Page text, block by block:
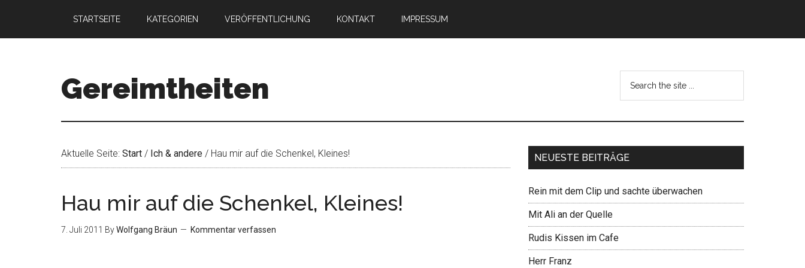
STARTSEITE KATEGORIEN VERÖFFENTLICHUNG KONTAKT IMPRESSUM
Gereimtheiten
Aktuelle Seite: Start / Ich & andere / Hau mir auf die Schenkel, Kleines!
Hau mir auf die Schenkel, Kleines!
7. Juli 2011 ByWolfgang Bräun Kommentar verfassen
NEUESTE BEITRÄGE
Rein mit dem Clip und sachte überwachen
Mit Ali an der Quelle
Rudis Kissen im Cafe
Herr Franz